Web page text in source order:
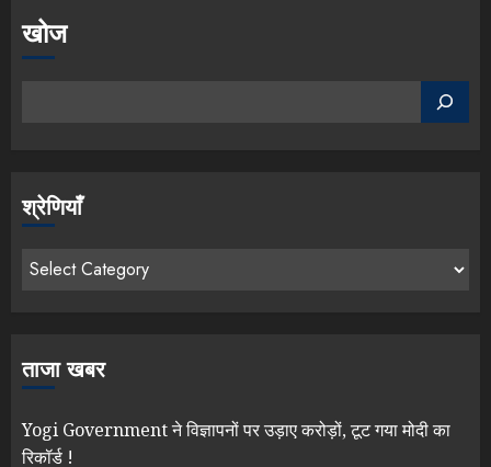
खोज
श्रेणियाँ
ताजा खबर
Yogi Government ने विज्ञापनों पर उड़ाए करोड़ों, टूट गया मोदी का
रिकॉर्ड !